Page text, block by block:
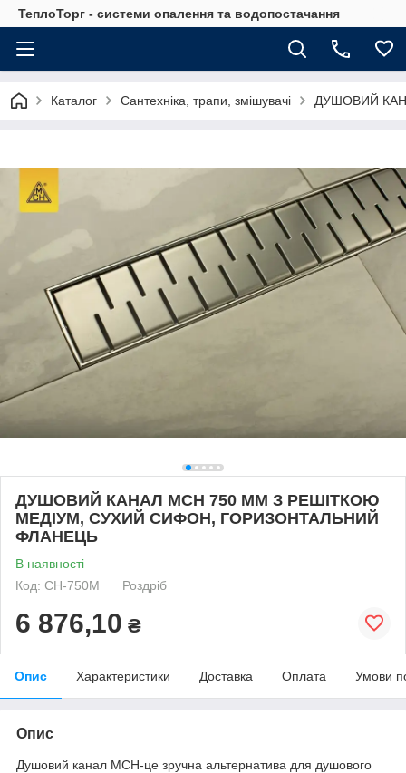
ТеплоТорг - системи опалення та водопостачання
Каталог Сантехніка, трапи, змішувачі ДУШОВИЙ
ДУШОВИЙ КАНАЛ МСН 750 ММ З РЕШІТКОЮ
МЕДІУМ, СУХИЙ СИФОН, ГОРИЗОНТАЛЬНИЙ
ФЛАНЕЦЬ
В наявності
Код: CH-750М
Роздріб
6 876,10 ₴
Опис Характеристики Доставка Оплата Умови
Опис
Душовий канал МСН-це зручна альтернатива для душового